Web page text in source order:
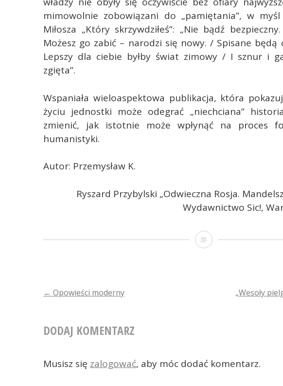
mimowolnie zobowiązani do „pamiętania”, w myśl
Miłosza „Który skrzywdziłeś”: „Nie bądź
Możesz go zabić – narodzi się nowy. / Spisane
Lepszy dla ciebie byłby świat zimowy / I sznur i
zgięta”.
Wspaniała wieloaspektowa publikacja, która
życiu jednostki może odegrać „niechciana”
zmienić, jak istotnie może wpłynąć na proces
humanistyki.
Autor: Przemysław K.
Ryszard Przybylski „Odwieczna Rosja.
Wydawnictwo Sic!,
Świat
POST
NAVIGATION
← Opowieści moderny
„Wesoły
DODAJ KOMENTARZ
Musisz się zalogować, aby móc dodać komentarz.